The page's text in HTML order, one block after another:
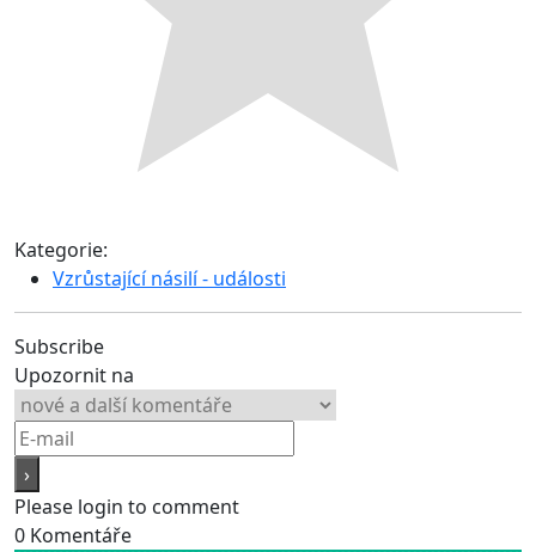
Kategorie:
Vzrůstající násilí - události
Subscribe
Upozornit na
Please login to comment
0 Komentáře